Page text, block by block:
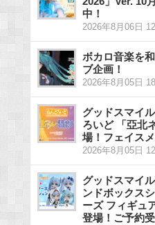
中！
2026年8月06日
ボカロ音楽を
ブ企画！
2026年8月05日
グッドスマイ
ろいど 「亞北
場！フェイス
2026年8月05日
グッドスマイ
ンドボックス
ーズ フィギュ
登場！ご予約受